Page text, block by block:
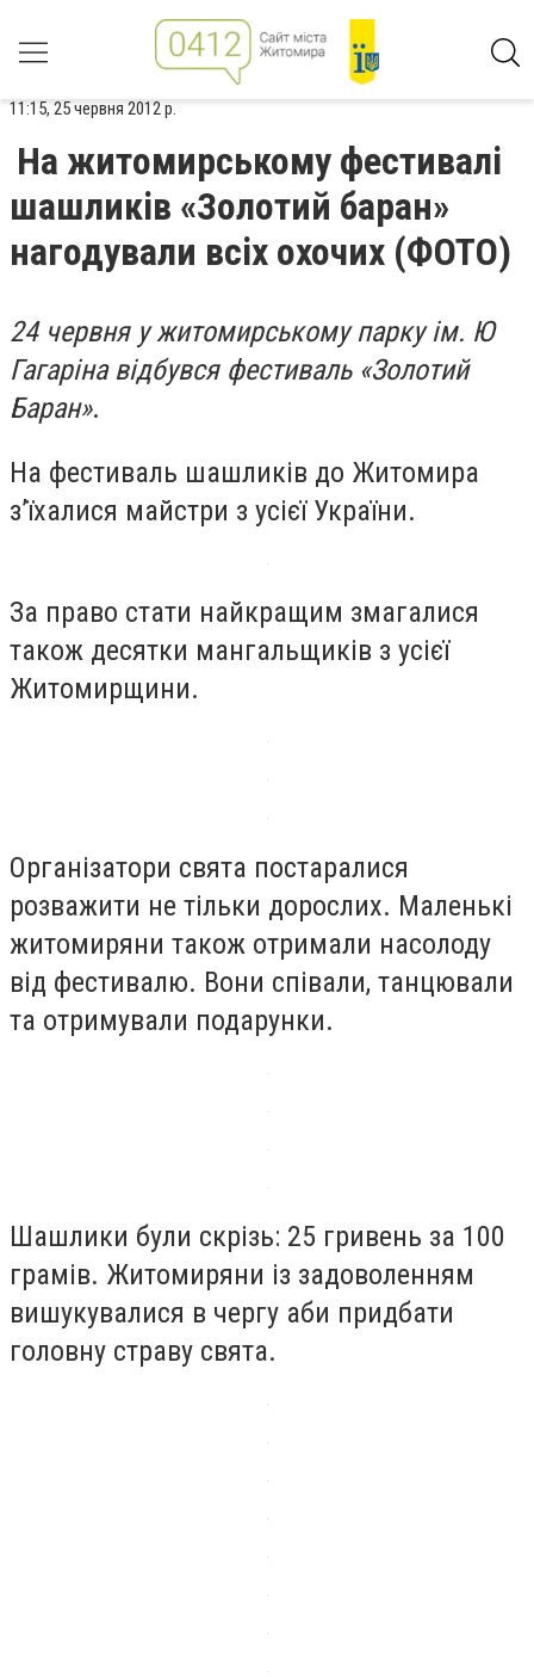
11:15, 25 червня 2012 р.
На житомирському фестивалі
шашликів «Золотий баран»
нагодували всіх охочих (ФОТО)
24 червня у житомирському парку ім. Ю
Гагаріна відбувся фестиваль «Золотий
Баран».
На фестиваль шашликів до Житомира
з’їхалися майстри з усієї України.
За право стати найкращим змагалися
також десятки мангальщиків з усієї
Житомирщини.
Організатори свята постаралися
розважити не тільки дорослих. Маленькі
житомиряни також отримали насолоду
від фестивалю. Вони співали, танцювали
та отримували подарунки.
Шашлики були скрізь: 25 гривень за 100
грамів. Житомиряни із задоволенням
вишукувалися в чергу аби придбати
головну страву свята.